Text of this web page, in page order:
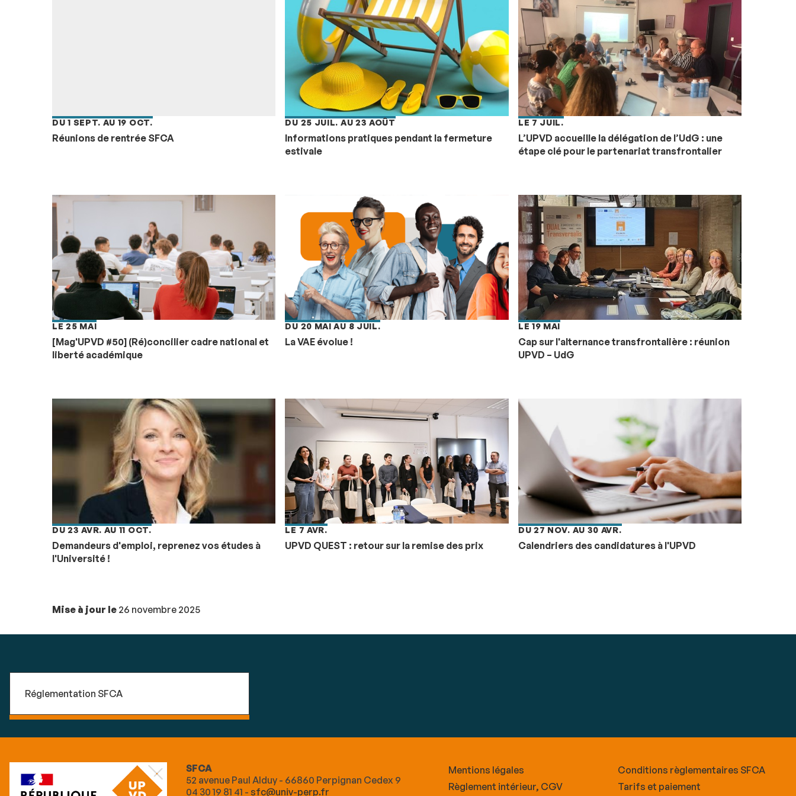
DU 1 SEPT. AU 19 OCT.
Réunions de rentrée SFCA
DU 25 JUIL. AU 23 AOÛT
Informations pratiques pendant la fermeture
estivale
LE 7 JUIL.
L’UPVD accueille la délégation de l’UdG : une
étape clé pour le partenariat transfrontalier
LE 25 MAI
[Mag'UPVD #50] (Ré)concilier cadre national et
liberté académique
DU 20 MAI AU 8 JUIL.
La VAE évolue !
LE 19 MAI
Cap sur l'alternance transfrontalière : réunion
UPVD – UdG
DU 23 AVR. AU 11 OCT.
Demandeurs d'emploi, reprenez vos études à
l'Université !
LE 7 AVR.
UPVD QUEST : retour sur la remise des prix
DU 27 NOV. AU 30 AVR.
Calendriers des candidatures à l'UPVD
Mise à jour le 26 novembre 2025
Réglementation SFCA
SFCA
52 avenue Paul Alduy - 66860 Perpignan Cedex 9
04 30 19 81 41 -sfc@univ-perp.fr
Mentions légales
Règlement intérieur, CGV
Conditions règlementaires SFCA
Tarifs et paiement